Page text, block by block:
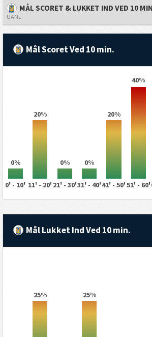
MÅL SCORET & LUKKET IND VED 10
UANL
Mål Scoret Ved 10 min.
0%
20%
0% 0%
20%
40%
0' - 10' 11' - 20' 21' - 30'31' - 40'41' - 50'51' - 60'
Mål Lukket Ind Ved 10 min.
25% 25%